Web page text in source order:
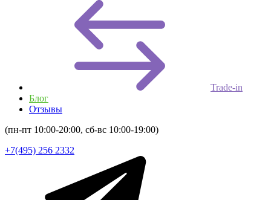
Trade-in
Блог
Отзывы
(пн-пт 10:00-20:00, сб-вс 10:00-19:00)
+7(495) 256 2332